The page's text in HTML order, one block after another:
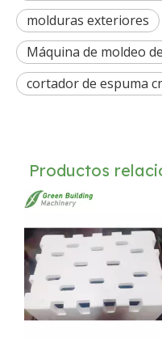
molduras exteriores
Máquina de moldeo
cortador de espuma
Productos